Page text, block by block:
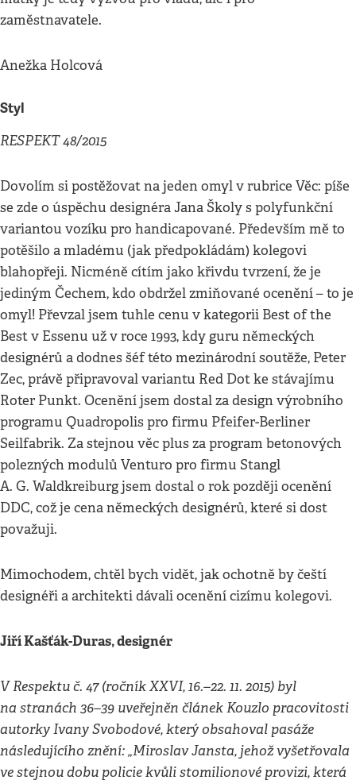
zaměstnavatele.
Anežka Holcová
Styl
RESPEKT 48/2015
Dovolím si postěžovat na jeden omyl v rubrice Věc: píše
se zde o úspěchu designéra Jana Školy s polyfunkční
variantou vozíku pro handicapované. Především mě to
potěšilo a mladému (jak předpokládám) kolegovi
blahopřeji. Nicméně cítím jako křivdu tvrzení, že je
jediným Čechem, kdo obdržel zmiňované ocenění – to je
omyl! Převzal jsem tuhle cenu v kategorii Best of the
Best v Essenu už v roce 1993, kdy guru německých
designérů a dodnes šéf této mezinárodní soutěže, Peter
Zec, právě připravoval variantu Red Dot ke stávajímu
Roter Punkt. Ocenění jsem dostal za design výrobního
programu Quadropolis pro firmu Pfeifer-Berliner
Seilfabrik. Za stejnou věc plus za program betonových
polezných modulů Venturo pro firmu Stangl
A. G. Waldkreiburg jsem dostal o rok později ocenění
DDC, což je cena německých designérů, které si dost
považuji.
Mimochodem, chtěl bych vidět, jak ochotně by čeští
designéři a architekti dávali ocenění cizímu kolegovi.
Jiří Kašťák-Duras, designér
V Respektu č. 47 (ročník XXVI, 16.–22. 11. 2015) byl
na stranách 36–39 uveřejněn článek Kouzlo pracovitosti
autorky Ivany Svobodové, který obsahoval pasáže
následujícího znění: „Miroslav Jansta, jehož vyšetřovala
ve stejnou dobu policie kvůli stomilionové provizi, která